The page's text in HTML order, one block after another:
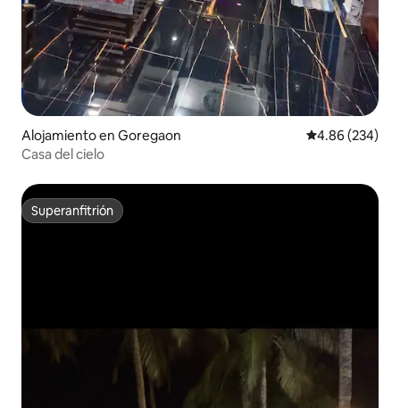
Alojamiento en Goregaon Calificación
4.86 (234)
Casa del cielo
Superanfitrión
Superanfitrión